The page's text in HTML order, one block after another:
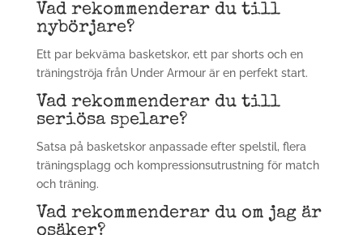
Vad rekommenderar du till
nybörjare?
Ett par bekväma basketskor, ett par shorts och en
träningströja från Under Armour är en perfekt start.
Vad rekommenderar du till
seriösa spelare?
Satsa på basketskor anpassade efter spelstil, flera
träningsplagg och kompressionsutrustning för match
och träning.
Vad rekommenderar du om jag är
osäker?